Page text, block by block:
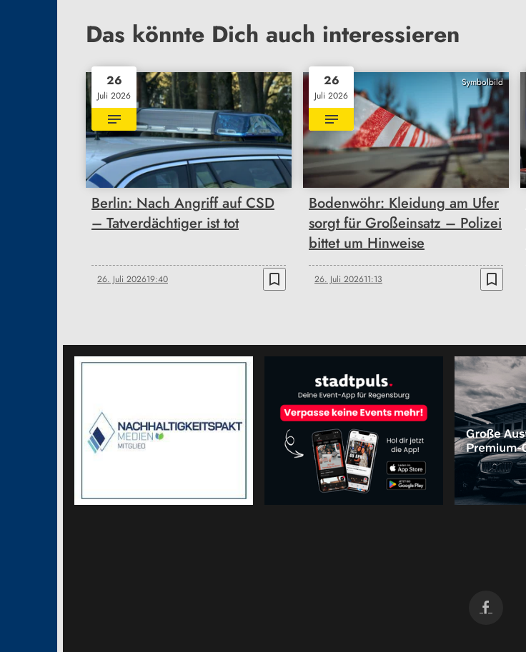
Das könnte Dich auch interessieren
26
Juli 2026
Berlin: Nach Angriff auf CSD
– Tatverdächtiger ist tot
26. Juli 202619:40 bookmark_border
Symbolbild
26
Juli 2026
Bodenwöhr: Kleidung am Ufer
sorgt für Großeinsatz – Polizei
bittet um Hinweise
26. Juli 202611:13 bookmark_border